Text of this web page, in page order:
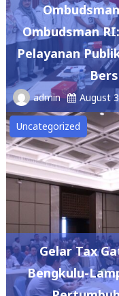
Ombudsman
Pelayanan
admin August
Uncategorized
Gelar Tax
Bengkulu-